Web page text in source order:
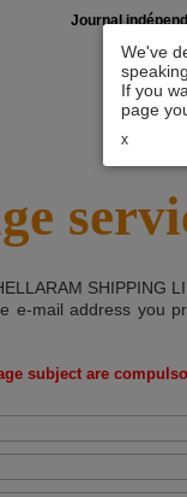
We've
If you
page
x
Journal
SHIPPING
e-mail address you
subject are